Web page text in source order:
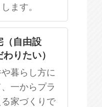
ます。
（自由設
りたい）
暮らし方に
一からプラ
家づくりで